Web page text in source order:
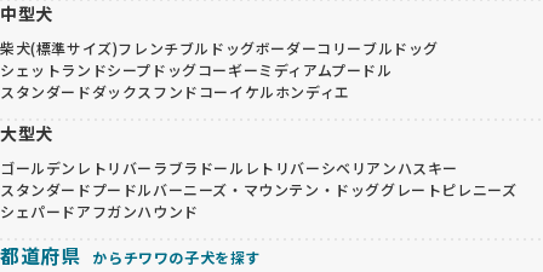
中型犬
柴犬(標準サイズ)フレンチブルドッグボーダーコリーブルドッグ
シェットランドシープドッグコーギーミディアムプードル
スタンダードダックスフンドコーイケルホンディエ
大型犬
ゴールデンレトリバー ラブラドールレトリバーシベリアンハスキー
スタンダードプードルバーニーズ・マウンテン・ドッググレートピレニーズ
シェパードアフガンハウンド
都道府県 からチワワの子犬を探す